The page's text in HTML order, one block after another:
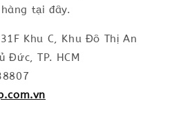
tại đây.
Khu C, Khu Đô Thị An
Đức, TP. HCM